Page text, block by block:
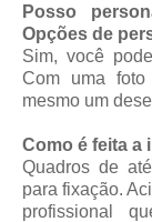
Posso
Opções de
Sim, você
Com uma
mesmo um
Como é feita a
Quadros de
para fixação.
profissional